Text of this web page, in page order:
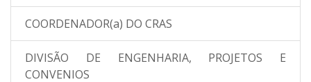
COORDENADOR(a) DO CRAS
DIVISÃO DE ENGENHARIA, PROJETOS E
CONVENIOS